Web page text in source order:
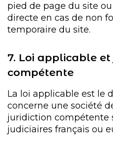
pied de page du site
directe en cas de non
temporaire du site.
7. Loi applicable
compétente
La loi applicable est le
concerne une société
juridiction compétente
judiciaires français ou